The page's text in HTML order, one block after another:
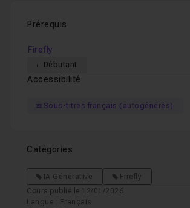
Prérequis
Firefly
Débutant
Accessibilité
Sous-titres français (autogénérés)
Catégories
IA Générative
Firefly
Cours publié le 12/01/2026
Langue : Français